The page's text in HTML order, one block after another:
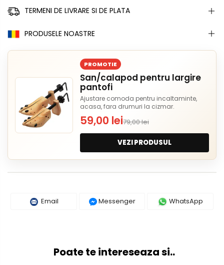
TERMENI DE LIVRARE SI DE PLATA
PRODUSELE NOASTRE
PROMOTIE
San/calapod pentru largire
pantofi
Ajustare comoda pentru incaltaminte,
acasa, fara drumuri la cizmar.
59,00 lei79,00 lei
VEZI PRODUSUL
Email Messenger WhatsApp
Poate te intereseaza si..